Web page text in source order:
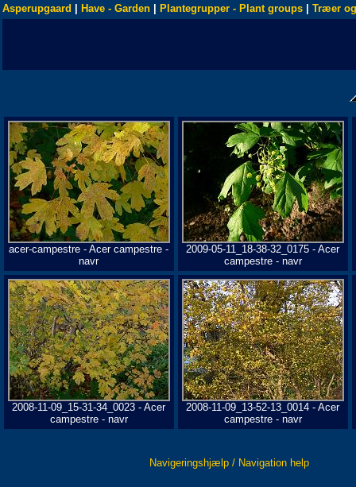
Asperupgaard Have - Garden Plantegrupper - Plant groups Træer
acer-campestre - Acer campestre -
navr
2009-05-11_18-38-32_0175 - Acer
campestre - navr
2008-11-09_15-31-34_0023 - Acer
campestre - navr
2008-11-09_13-52-13_0014 - Acer
campestre - navr
Navigeringshjælp / Navigation help